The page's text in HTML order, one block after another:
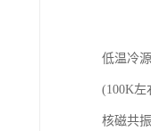
低温冷
(100K左
核磁共